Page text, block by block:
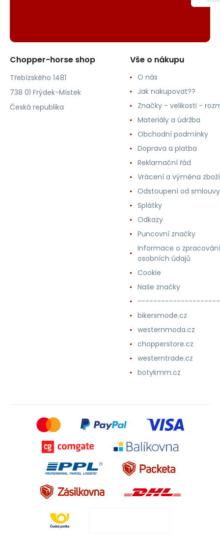
Chopper-horse shop
Třebízského 1481
738 01 Frýdek-Místek
Česká republika
Vše o nákupu
O nás
Jak nakupovat??
Značky - velikosti -
Materiály a údržba
Obchodní podmínky
Doprava a platba
Reklamační řád
Vrácení a výměna zboží
Odstoupení od smlouvy
Splátky
Odkazy
Puncovní značky
Informace o zpracování
osobních údajů
Cookie
Naše značky
bikersmode.cz
westernmoda.cz
chopperstore.cz
westerntrade.cz
botykmm.cz